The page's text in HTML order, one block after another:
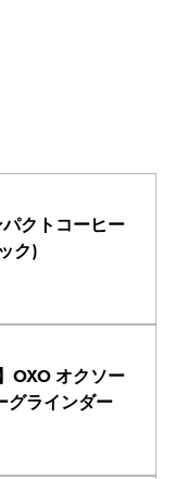
クトコーヒー
ク)
OXO オクソー
グラインダー